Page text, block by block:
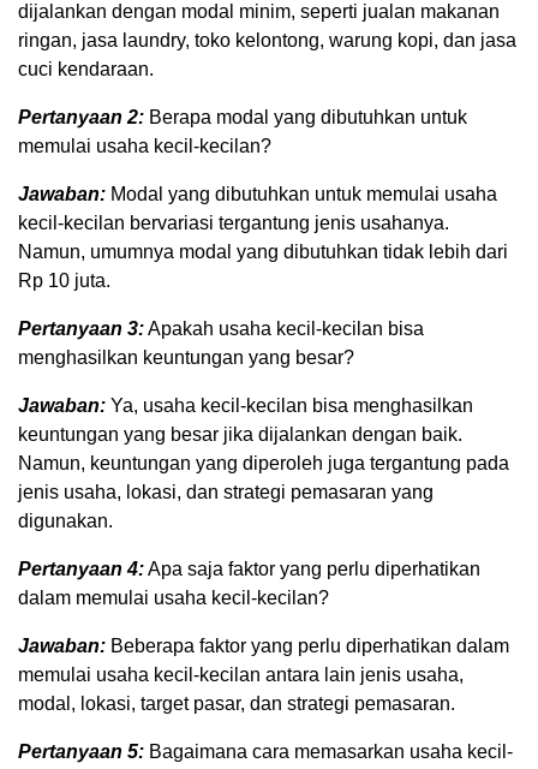
dijalankan dengan modal minim, seperti jualan makanan
ringan, jasa laundry, toko kelontong, warung kopi, dan jasa
cuci kendaraan.
Pertanyaan 2: Berapa modal yang dibutuhkan untuk
memulai usaha kecil-kecilan?
Jawaban: Modal yang dibutuhkan untuk memulai usaha
kecil-kecilan bervariasi tergantung jenis usahanya.
Namun, umumnya modal yang dibutuhkan tidak lebih dari
Rp 10 juta.
Pertanyaan 3:Apakah usaha kecil-kecilan bisa
menghasilkan keuntungan yang besar?
Jawaban: Ya, usaha kecil-kecilan bisa menghasilkan
keuntungan yang besar jika dijalankan dengan baik.
Namun, keuntungan yang diperoleh juga tergantung pada
jenis usaha, lokasi, dan strategi pemasaran yang
digunakan.
Pertanyaan 4:Apa saja faktor yang perlu diperhatikan
dalam memulai usaha kecil-kecilan?
Jawaban: Beberapa faktor yang perlu diperhatikan dalam
memulai usaha kecil-kecilan antara lain jenis usaha,
modal, lokasi, target pasar, dan strategi pemasaran.
Pertanyaan 5: Bagaimana cara memasarkan usaha kecil-